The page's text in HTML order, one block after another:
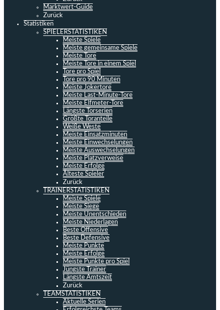
Marktwert-Guide
Zurück
Statistiken
SPIELERSTATISTIKEN
Meiste Spiele
Meiste gemeinsame Spiele
Meiste Tore
Meiste Tore in einem Spiel
Tore pro Spiel
Tore pro 90 Minuten
Meiste Jokertore
Meiste Last-Minute-Tore
Meiste Elfmeter-Tore
Längste Torserien
Größte Toranteile
Weiße Weste
Meiste Einsatzminuten
Meiste Einwechselungen
Meiste Auswechselungen
Meiste Platzverweise
Meiste Erfolge
Älteste Spieler
Zurück
TRAINERSTATISTIKEN
Meiste Spiele
Meiste Siege
Meiste Unentschieden
Meiste Niederlagen
Beste Offensive
Beste Defensive
Meiste Punkte
Meiste Erfolge
Meiste Punkte pro Spiel
Jüngste Trainer
Längste Amtszeit
Zurück
TEAMSTATISTIKEN
Aktuelle Serien